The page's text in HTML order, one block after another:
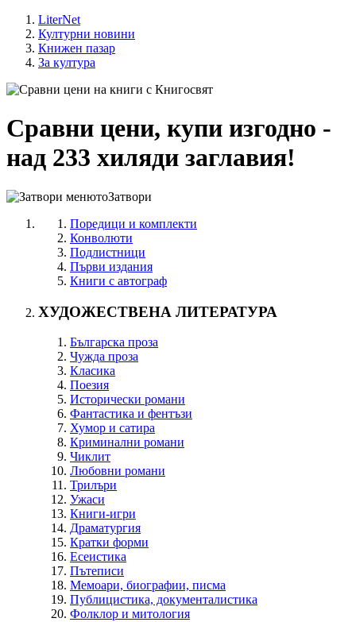
LiterNet
Културни новини
Книжен пазар
За култура
Сравни цени, купи изгодно -
над 233 хиляди заглавия!
Затвори
Поредици и комплекти
Конволюти
Подлистници
Първи издания
Книги с автограф
ХУДОЖЕСТВЕНА ЛИТЕРАТУРА
Българска проза
Чужда проза
Класика
Поезия
Исторически романи
Фантастика и фентъзи
Хумор и сатира
Криминални романи
Чиклит
Любовни романи
Трилъри
Ужаси
Книги-игри
Драматургия
Кратки форми
Есеистика
Пътеписи
Мемоари, биографии, писма
Публицистика, документалистика
Фолклор и митология